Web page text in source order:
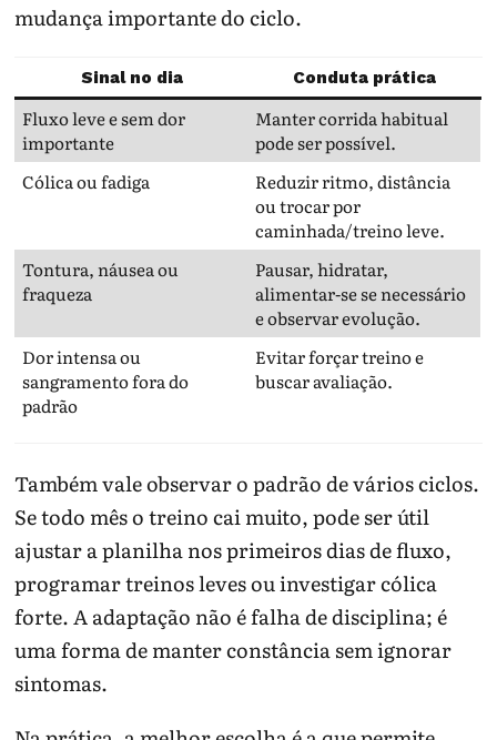
mudança importante do ciclo.
Sinal no dia Conduta prática
Fluxo leve e sem dor
importante
Manter corrida habitual
pode ser possível.
Cólica ou fadiga
Reduzir ritmo, distância
ou trocar por
caminhada/treino leve.
Tontura, náusea ou
fraqueza
Pausar, hidratar,
alimentar-se se necessário
e observar evolução.
Dor intensa ou
sangramento fora do
padrão
Evitar forçar treino e
buscar avaliação.
Também vale observar o padrão de vários ciclos.
Se todo mês o treino cai muito, pode ser útil
ajustar a planilha nos primeiros dias de fluxo,
programar treinos leves ou investigar cólica
forte. A adaptação não é falha de disciplina; é
uma forma de manter constância sem ignorar
sintomas.